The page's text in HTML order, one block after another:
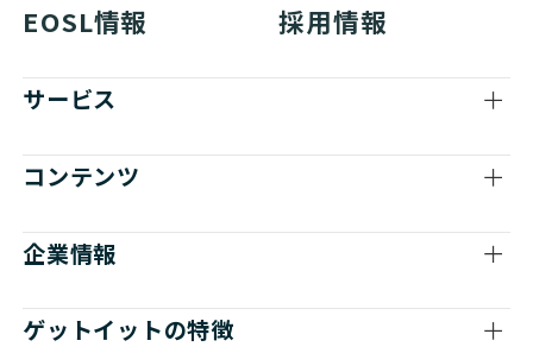
EOSL情報
採用情報
サービス
コンテンツ
企業情報
ゲットイットの特徴